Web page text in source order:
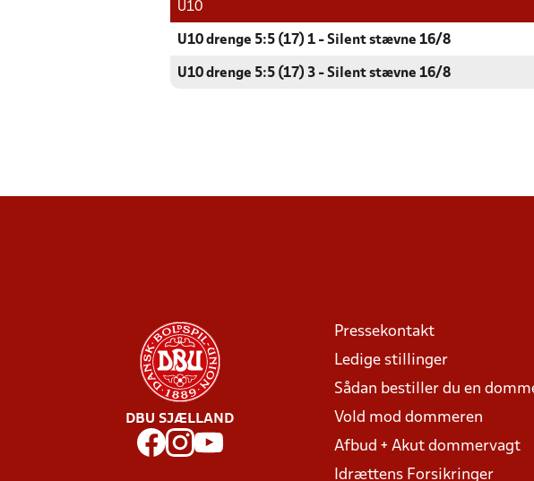
U10
U10 drenge 5:5 (17) 1 - Silent stævne 16/8
U10 drenge 5:5 (17) 3 - Silent stævne 16/8
DBU SJÆLLAND
Pressekontakt
Ledige stillinger
Sådan bestiller du en
Vold mod dommeren
Afbud + Akut dommervagt
Idrættens Forsikringer